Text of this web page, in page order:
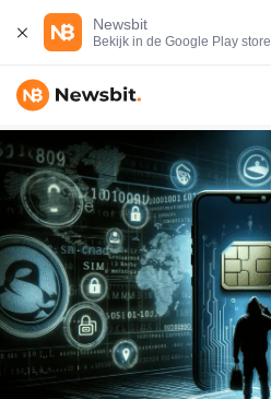
Newsbit
Bekijk in de Google Play store